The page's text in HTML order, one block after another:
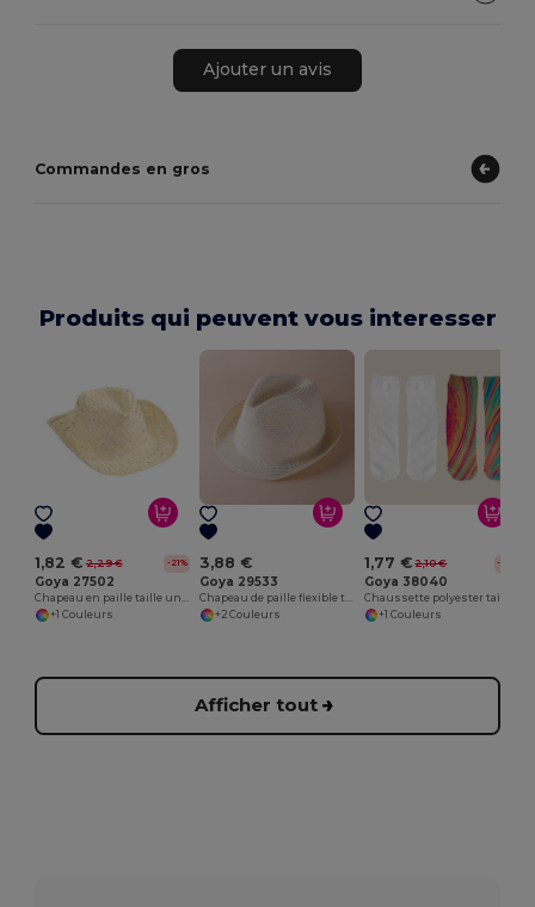
Ajouter un avis
Commandes en gros
Produits qui peuvent vous interesser
1,82 € 2,29 € -21%
Goya 27502
+1 Couleurs
3,88 €
Goya 29533
+2 Couleurs
1,77 € 2,10 € -16%
Goya 38040
+1 Couleurs
Afficher tout